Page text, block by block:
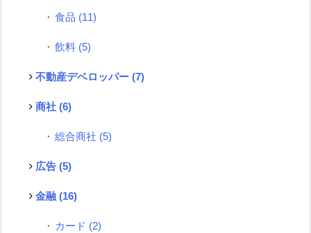
食品 (11)
飲料 (5)
不動産デベロッパー (7)
商社 (6)
総合商社 (5)
広告 (5)
金融 (16)
カード (2)